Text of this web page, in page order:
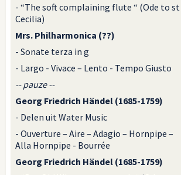
- “The soft complaining flute “ (Ode to st
Cecilia)
Mrs. Philharmonica (??)
- Sonate terza in g
- Largo - Vivace – Lento - Tempo Giusto
-- pauze --
Georg Friedrich Händel (1685-1759)
- Delen uit Water Music
- Ouverture – Aire – Adagio – Hornpipe –
Alla Hornpipe - Bourrée
Georg Friedrich Händel (1685-1759)